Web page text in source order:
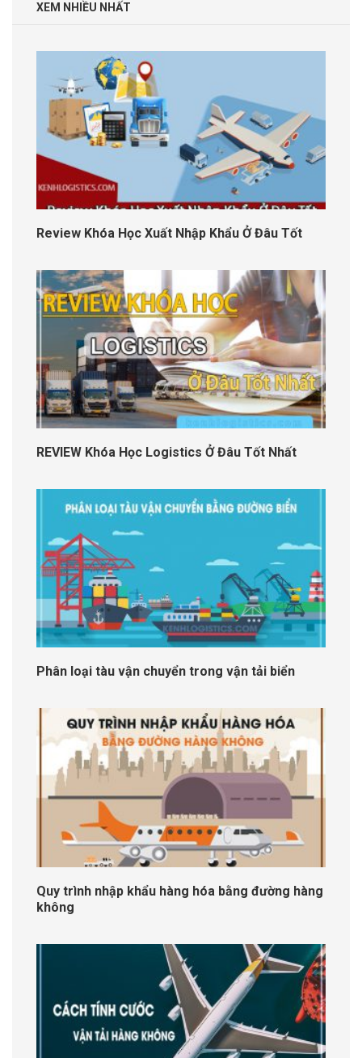
XEM NHIỀU NHẤT
Review Khóa Học Xuất Nhập Khẩu Ở Đâu Tốt
REVIEW Khóa Học Logistics Ở Đâu Tốt Nhất
Phân loại tàu vận chuyển trong vận tải biển
Quy trình nhập khẩu hàng hóa bằng đường hàng
không